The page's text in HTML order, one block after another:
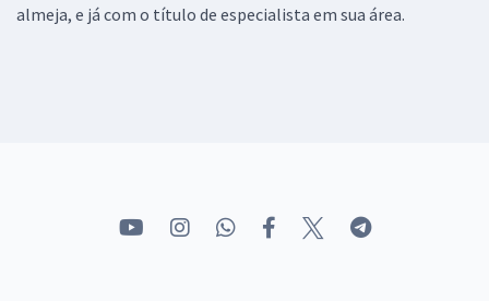
almeja, e já com o título de especialista em sua área.